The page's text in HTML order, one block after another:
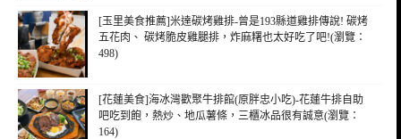
[玉里美食推薦]米達碳烤雞排-曾是193縣道雞排傳說! 碳烤
五花肉、 碳烤脆皮雞腿排，炸麻糬也太好吃了吧!(瀏覽：
498)
[花蓮美食]海冰灣歡聚牛排館(原胖忠小吃)-花蓮牛排自助
吧吃到飽，熱炒、地瓜薯條，三櫃冰品很有誠意(瀏覽：
164)